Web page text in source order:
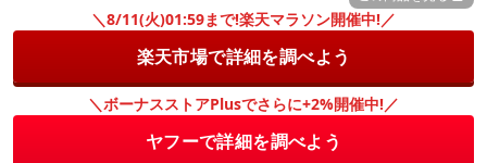
＼8/11(火)01:59まで!楽天マラソン開催中!／
楽天市場で詳細を調べよう
＼ボーナスストアPlusでさらに+2%開催中!／
ヤフーで詳細を調べよう